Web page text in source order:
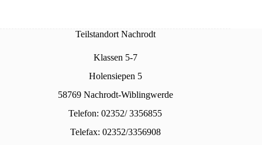
Teilstandort Nachrodt
Klassen 5-7
Holensiepen 5
58769 Nachrodt-Wiblingwerde
Telefon: 02352/ 3356855
Telefax: 02352/3356908